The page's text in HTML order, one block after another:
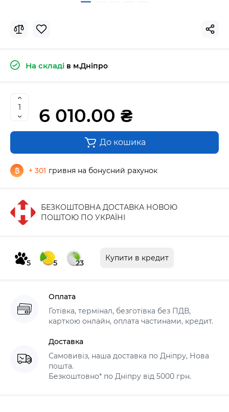
На складі в м.Дніпро
6 010.00 ₴
До кошика
+ 301 гривня на бонусний рахунок
БЕЗКОШТОВНА ДОСТАВКА НОВОЮ
ПОШТОЮ ПО УКРАЇНІ
5 5 23
Купити в кредит
Оплата
Готівка, термінал, безготівка без ПДВ,
карткою онлайн, оплата частинами, кредит.
Доставка
Самовивіз, наша доставка по Дніпру, Нова
пошта.
Безкоштовно* по Дніпру від 5000 грн.